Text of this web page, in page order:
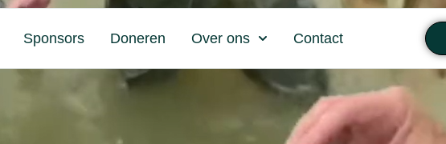
Sponsors Doneren Over ons Contact